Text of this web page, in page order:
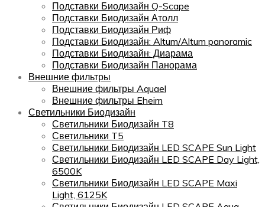
Подставки Биодизайн Q-Scape
Подставки Биодизайн Атолл
Подставки Биодизайн Риф
Подставки Биодизайн: Altum/Altum panoramic
Подставки Биодизайн: Диарама
Подставки Биодизайн Панорама
Внешние фильтры
Внешние фильтры Aquael
Внешние фильтры Eheim
Светильники Биодизайн
Светильники Биодизайн T8
Светильники T5
Светильники Биодизайн LED SCAPE Sun Light
Светильники Биодизайн LED SCAPE Day Light,
6500K
Светильники Биодизайн LED SCAPE Maxi
Light, 6125K